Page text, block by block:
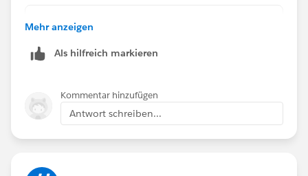
    }
accListToUpdate.add(new
    try{
      update accListToUpdate;
    }catch(DmlException de){
      System.debug(de);
trigger TotalTrigger on Contact (after
for(contact c: Trigger.isDelete?
            accountIds.add(c.AccountId);
        }
    }
List<Account> accList = new
Mehr anzeigen
Als hilfreich markieren
Kommentar hinzufügen
Antwort schreiben...